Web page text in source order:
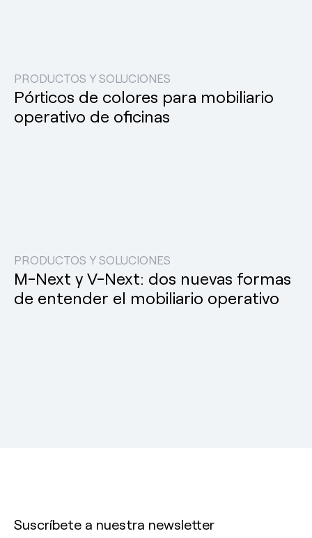
PRODUCTOS Y SOLUCIONES
Pórticos de colores para mobiliario
operativo de oficinas
PRODUCTOS Y SOLUCIONES
M-Next y V-Next: dos nuevas formas
de entender el mobiliario operativo
Suscríbete a nuestra newsletter